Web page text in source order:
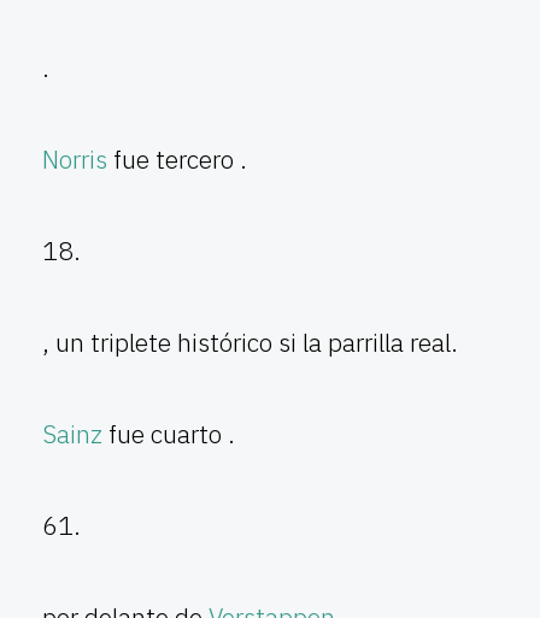
.
Norris fue tercero .
18.
, un triplete histórico si la parrilla real.
Sainz fue cuarto .
61.